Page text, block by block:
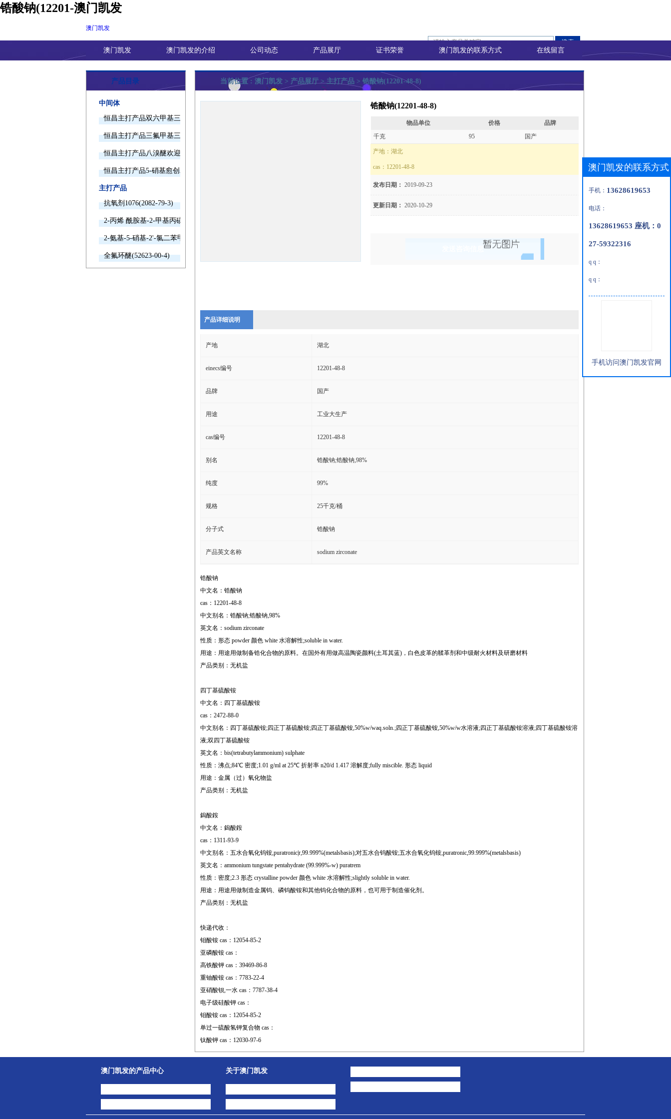
锆酸钠(12201-澳门凯发
澳门凯发
澳门凯发 澳门凯发的介绍 公司动态 产品展厅 证书荣誉 澳门凯发的联系方式 在线留言
产品目录
中间体
恒昌主打产品双六甲基三胺欢迎询价
恒昌主打产品三氟甲基三甲基硅烷欢迎询价
恒昌主打产品八溴醚欢迎询价
恒昌主打产品5-硝基愈创木酚钠欢迎询价
主打产品
抗氧剂1076(2082-79-3)
2-丙烯 酰胺基-2-甲基丙磺酸(15214-89-8)
2-氨基-5-硝基-2'-氯二苯甲酮(2011-66-7)
全氟环醚(52623-00-4)
当前位置 : 澳门凯发 > 产品展厅 >主打产品 > 锆酸钠(12201-48-8)
锆酸钠(12201-48-8)
物品单位 价格
品牌
千克
95 国产
产地：湖北
cas： 12201-48-8
发布日期： 2019-09-23
更新日期： 2020-10-29
产品详细说明
产地 湖北
einecs编号 12201-48-8
品牌 国产
用途 工业大生产
cas编号 12201-48-8
别名 锆酸钠;锆酸钠,98%
纯度 99%
规格 25千克/桶
分子式 锆酸钠
产品英文名称 sodium zirconate
锆酸钠
中文名：锆酸钠
cas：12201-48-8
中文别名：锆酸钠;锆酸钠,98%
英文名：sodium zirconate
性质：形态 powder 颜色 white 水溶解性;soluble in water.
用途：用途用做制备锆化合物的原料。在国外有用做高温陶瓷颜料(土耳其蓝)，白色皮革的鞣革剂和中级耐火材料及研磨材料
产品类别：无机盐
四丁基硫酸铵
中文名：四丁基硫酸铵
cas：2472-88-0
中文别名：四丁基硫酸铵;四正丁基硫酸铵;四正丁基硫酸铵,50%w/waq.soln.;四正丁基硫酸铵,50%w/w水溶液;四正丁基硫酸铵溶液;四丁基硫酸铵溶
液;双四丁基硫酸铵
英文名：bis(tetrabutylammonium) sulphate
性质：沸点;84℃ 密度;1.01 g/ml at 25℃ 折射率 n20/d 1.417 溶解度;fully miscible. 形态 liquid
用途：金属（过）氧化物盐
产品类别：无机盐
鎢酸銨
中文名：鎢酸銨
cas：1311-93-9
中文别名：五水合氧化钨铵,puratronic|r,99.999%(metalsbasis);对五水合钨酸铵;五水合氧化钨铵,puratronic,99.999%(metalsbasis)
英文名：ammonium tungstate pentahydrate (99.999%-w) puratrem
性质：密度;2.3 形态 crystalline powder 颜色 white 水溶解性;slightly soluble in water.
用途：用途用做制造金属钨、磷钨酸铵和其他钨化合物的原料，也可用于制造催化剂。
产品类别：无机盐
快递代收：
钼酸铵 cas：12054-85-2
亚磷酸铵 cas：
高铁酸钾 cas：39469-86-8
重铀酸铵 cas：7783-22-4
亚硝酸钡,一水 cas：7787-38-4
电子级硅酸钾 cas：
钼酸铵 cas：12054-85-2
单过一硫酸氢钾复合物 cas：
钛酸钾 cas：12030-97-6
澳门凯发的联系方式
手机： 13628619653
电话：
13628619653 座机：0
27-59322316
q q：
q q：
手机访问澳门凯发官网
澳门凯发的产品中心 关于澳门凯发